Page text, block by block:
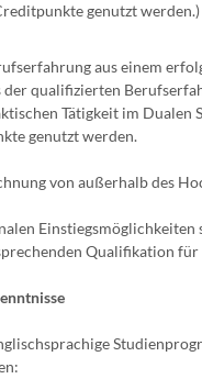
genutzt werden.)
aus einem
der qualifizierten
Tätigkeit im Dualen
genutzt werden.
von außerhalb des
Einstiegsmöglichkeiten
Qualifikation für